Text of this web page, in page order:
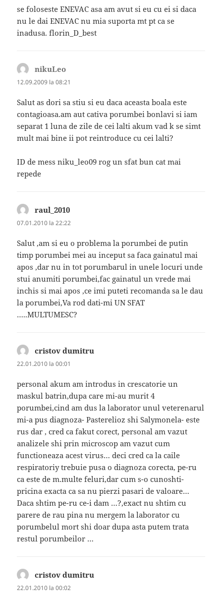
se foloseste ENEVAC asa am avut si eu cu ei si daca
nu le dai ENEVAC nu mia suporta mt pt ca se
inadusa. florin_D_best
nikuLeo
12.09.2009 la 08:21
Salut as dori sa stiu si eu daca aceasta boala este
contagioasa.am aut cativa porumbei bonlavi si iam
separat 1 luna de zile de cei lalti akum vad k se simt
mult mai bine ii pot reintroduce cu cei lalti?
ID de mess niku_leo09 rog un sfat bun cat mai
repede
raul_2010
07.01.2010 la 22:22
Salut ,am si eu o problema la porumbei de putin
timp porumbei mei au inceput sa faca gainatul mai
apos ,dar nu in tot porumbarul in unele locuri unde
stui anumiti porumbei,fac gainatul un vrede mai
inchis si mai apos ,ce imi puteti recomanda sa le dau
la porumbei,Va rod dati-mi UN SFAT
…..MULTUMESC?
cristov dumitru
22.01.2010 la 00:01
personal akum am introdus in crescatorie un
maskul batrin,dupa care mi-au murit 4
porumbei,cind am dus la laborator unul veterenarul
mi-a pus diagnoza- Pasterelioz shi Salymonela- este
rus dar , cred ca fakut corect, personal am vazut
analizele shi prin microscop am vazut cum
functioneaza acest virus… deci cred ca la caile
respiratoriy trebuie pusa o diagnoza corecta, pe-ru
ca este de m.multe feluri,dar cum s-o cunoshti-
pricina exacta ca sa nu pierzi pasari de valoare…
Daca shtim pe-ru ce-i dam …?,exact nu shtim cu
parere de rau pina nu mergem la laborator cu
porumbelul mort shi doar dupa asta putem trata
restul porumbeilor …
cristov dumitru
22.01.2010 la 00:02